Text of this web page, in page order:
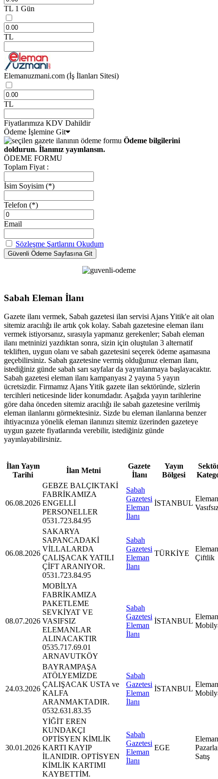
TL 1 Gün
TL
Elemanuzmani.com (İş İlanları Sitesi)
TL
Fiyatlarımıza KDV Dahildir
Ödeme İşlemine Git
Ödeme bilgilerini
doldurun. İlanınız yayınlansın.
ÖDEME FORMU
Toplam Fiyat :
İsim Soyisim (*)
Telefon (*)
Email
Sözleşme Şartlarını Okudum
Sabah Eleman İlanı
Gazete ilanı vermek, Sabah gazetesi ilan servisi Ajans Yitik'e ait olan
sitemiz aracılığı ile artık çok kolay. Sabah gazetesine eleman ilanı
vermek istiyorsanız, sırasıyla yapmanız gerekenler; Sabah eleman
ilanı metninizi yazdıktan sonra, sizin için oluştulan 3 alternatif
tekliften, uygun olanı ve sabah gazetesini seçerek ödeme aşamasına
geçebilirsiniz. Sabah gazetesine vermiş olduğunuz eleman ilanı,
istediğiniz günde sabah sarı sayfalar da yayınlanmaya başlayacaktır.
Sabah gazetesi eleman ilanı kampanyası 2 yayına 5 yayın
ücretsizdir. Firmamız Ajans Yitik gazete ilan sektöründe, sizlerin
tercihleri neticesinde lider konumdadır. Aşağıda yayın tarihlerine
göre daha önceden sitemiz aracılığı ile sabah gazetesine verilmiş
eleman ilanlarını görmektesiniz. Sizde bu eleman ilanlarına benzer
ihtiyacınıza yönelik eleman ilanınızı sitemiz üzerinden gazeteye
uygun gazete fiyatlarında verebilir, istediğiniz günde
yayınlayabilirsiniz.
İlan Yayın
Tarihi
İlan Metni
Gazete
İlanı
Yayın
Bölgesi
06.08.2026
GEBZE BALÇIKTAKİ
FABRİKAMIZA
ENGELLİ
PERSONELLER
0531.723.84.95
Sabah
Gazetesi
Eleman
İlanı
İSTANBUL
06.08.2026
SAKARYA
SAPANCADAKİ
VİLLALARDA
ÇALIŞACAK YATILI
ÇİFT ARANIYOR.
0531.723.84.95
Sabah
Gazetesi
Eleman
İlanı
TÜRKİYE
Çiftlik
08.07.2026
MOBİLYA
FABRİKAMIZA
PAKETLEME
SEVKİYAT VE
VASIFSIZ
ELEMANLAR
ALINACAKTIR
0535.717.69.01
ARNAVUTKÖY
Sabah
Gazetesi
Eleman
İlanı
İSTANBUL
24.03.2026
BAYRAMPAŞA
ATÖLYEMİZDE
ÇALIŞACAK USTA ve
KALFA
ARANMAKTADIR.
0532.631.83.35
Sabah
Gazetesi
Eleman
İlanı
İSTANBUL
30.01.2026
YİĞİT EREN
KUNDAKÇI
OPTİSYEN KİMLİK
KARTI KAYIP
İLANIDIR. OPTİSYEN
KİMLİK KARTIMI
KAYBETTİM.
Sabah
Gazetesi
Eleman
İlanı
EGE
Satış